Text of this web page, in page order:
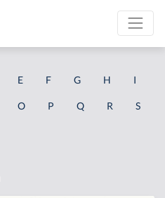
E F G H I
O P Q R S